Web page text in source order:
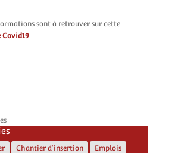
sont à retrouver sur cette
Covid19
Chantier d'insertion
Emplois